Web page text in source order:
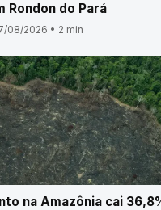
Rondon do Pará
08/2026 • 2 min
na Amazônia cai